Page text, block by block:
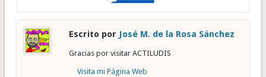
Escrito por José M. de la Rosa Sánchez
Gracias por visitar ACTILUDIS
Visita mi Página Web